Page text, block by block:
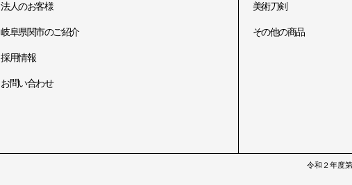
法人のお客様
岐阜県関市のご紹介
採用情報
お問い合わせ
美術刀剣
その他の商品
令和２年度